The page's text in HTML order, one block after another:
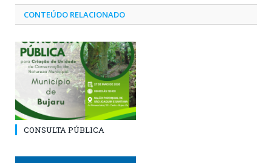
CONTEÚDO RELACIONADO
CONSULTA PÚBLICA